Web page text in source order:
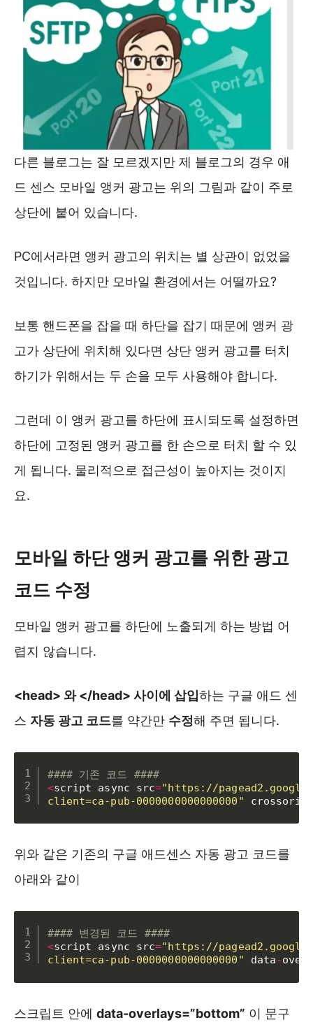
다른 블로그는 잘 모르겠지만 제 블로그의 경우 애
드 센스 모바일 앵커 광고는 위의 그림과 같이 주로
상단에 붙어 있습니다.
PC에서라면 앵커 광고의 위치는 별 상관이 없었을
것입니다. 하지만 모바일 환경에서는 어떨까요?
보통 핸드폰을 잡을 때 하단을 잡기 때문에 앵커 광
고가 상단에 위치해 있다면 상단 앵커 광고를 터치
하기가 위해서는 두 손을 모두 사용해야 합니다.
그런데 이 앵커 광고를 하단에 표시되도록 설정하면
하단에 고정된 앵커 광고를 한 손으로 터치 할 수 있
게 됩니다. 물리적으로 접근성이 높아지는 것이지
요.
모바일 하단 앵커 광고를 위한 광고
코드 수정
모바일 앵커 광고를 하단에 노출되게 하는 방법 어
렵지 않습니다.
<head> 와 </head> 사이에 삽입하는 구글 애드 센
스 자동 광고 코드를 약간만 수정해 주면 됩니다.
#### 기존 코드 ####
<script async src="https://
client=ca-pub-0000000000000000"
위와 같은 기존의 구글 애드센스 자동 광고 코드를
아래와 같이
#### 변경된 코드 ####
<script async src="https://
client=ca-pub-0000000000000000" data-
스크립트 안에 data-overlays=”bottom” 이 문구